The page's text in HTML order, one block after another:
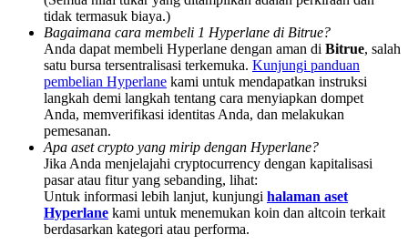
Deposit CASHCAT & Win
Share 500000 CASHCAT prize pool
Exclusive for BitMart Users
Register & Trade to Win 500,000 USDT
Precious Metals Trading Carnival
tidak termasuk biaya.)
Bagaimana cara membeli 1 Hyperlane di Bitrue?
Anda dapat membeli Hyperlane dengan aman di Bitrue, salah
satu bursa tersentralisasi terkemuka. Kunjungi panduan
pembelian Hyperlane kami untuk mendapatkan instruksi
langkah demi langkah tentang cara menyiapkan dompet
Anda, memverifikasi identitas Anda, dan melakukan
pemesanan.
Apa aset crypto yang mirip dengan Hyperlane?
Jika Anda menjelajahi cryptocurrency dengan kapitalisasi
pasar atau fitur yang sebanding, lihat:
Untuk informasi lebih lanjut, kunjungi halaman aset
Hyperlane kami untuk menemukan koin dan altcoin terkait
berdasarkan kategori atau performa.